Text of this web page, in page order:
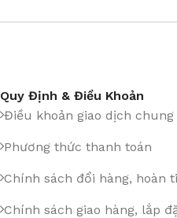
Quy Định & Điều Khoản
Điều khoản giao dịch chung
Phương thức thanh toán
Chính sách đổi hàng, hoàn
Chính sách giao hàng, lắp